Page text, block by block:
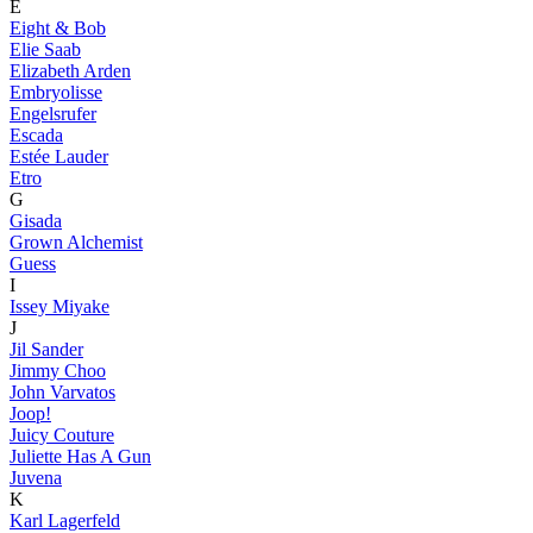
E
Eight & Bob
Elie Saab
Elizabeth Arden
Embryolisse
Engelsrufer
Escada
Estée Lauder
Etro
G
Gisada
Grown Alchemist
Guess
I
Issey Miyake
J
Jil Sander
Jimmy Choo
John Varvatos
Joop!
Juicy Couture
Juliette Has A Gun
Juvena
K
Karl Lagerfeld